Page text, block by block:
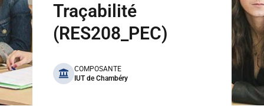
Traçabilité
(RES208_PEC)
benefits
COMPOSANTE
IUT de Chambéry